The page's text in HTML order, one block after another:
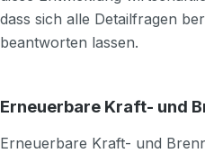
dass sich alle Detailfragen
beantworten lassen.
Erneuerbare Kraft- und
Erneuerbare Kraft- und